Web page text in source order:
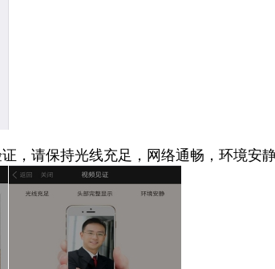
，请保持光线充足，网络通畅，环境安